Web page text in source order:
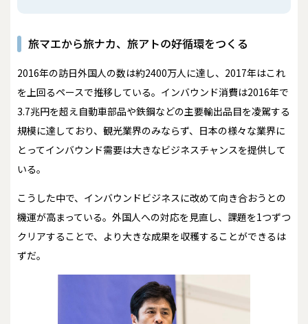
旅マエから旅ナカ、旅アトの好循環をつくる
2016年の訪日外国人の数は約2400万人に達し、2017年はこれ
を上回るペースで推移している。インバウンド消費は2016年で
3.7兆円を超え自動車部品や鉄鋼などの主要輸出品目を凌駕する
規模に達しており、観光業界のみならず、日本の様々な業界に
とってインバウンド需要は大きなビジネスチャンスを提供して
いる。
こうした中で、インバウンドビジネスに改めて向き合おうとの
機運が高まっている。外国人への対応を見直し、課題を1つずつ
クリアすることで、より大きな成果を収穫することができるは
ずだ。